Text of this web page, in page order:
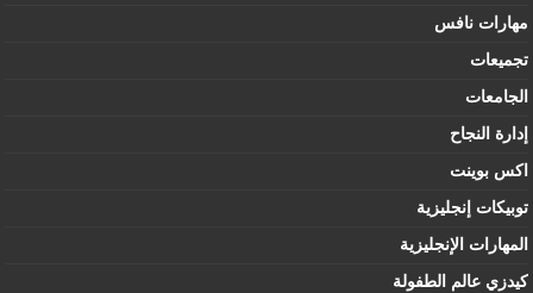
مهارات نافس
تجميعات
الجامعات
إدارة النجاح
اكس بوينت
توبيكات إنجليزية
المهارات الإنجليزية
كيدزي عالم الطفولة